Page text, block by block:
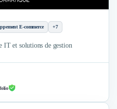
E-commerce +7
et solutions de gestion